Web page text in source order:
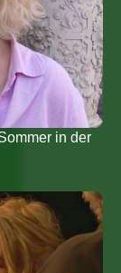
in der